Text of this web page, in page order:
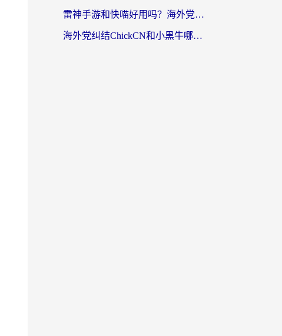
雷神手游和快喵好用吗？海外党亲测5款回国加速器，附斧牛Bling对比+微信视频号解决办法
海外党纠结ChickCN和小黑牛哪个好？一篇帮你选对回国加速器的实用指南